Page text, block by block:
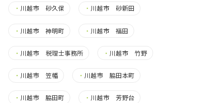
・ 川越市 砂久保 ・ 川越市 砂新田
・ 川越市 神明町 ・ 川越市 福田
・ 川越市 税理士事務所 ・ 川越市 竹野
・ 川越市 笠幡 ・ 川越市 脇田本町
・ 川越市 脇田町 ・ 川越市 芳野台